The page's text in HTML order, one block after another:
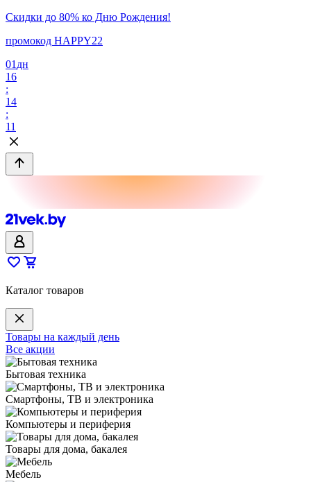
Скидки до 80% ко Дню Рождения!
промокод HAPPY22
01 дн
16
:
14
:
11
Каталог товаров
Товары на каждый день
Все акции
Бытовая техника
Смартфоны, ТВ и электроника
Компьютеры и периферия
Товары для дома, бакалея
Мебель